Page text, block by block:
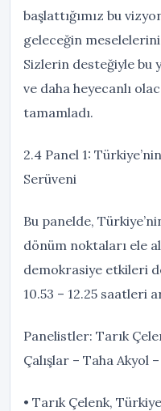
başlattığımız bu
geleceğin
Sizlerin desteğiyle bu
ve daha heyecanlı
tamamladı.
2.4 Panel 1:
Serüveni
Bu panelde,
dönüm noktaları ele
demokrasiye etkileri
10.53 – 12.25 saatleri
Panelistler: Tarık
Çalışlar – Taha Akyol
• Tarık Çelenk,